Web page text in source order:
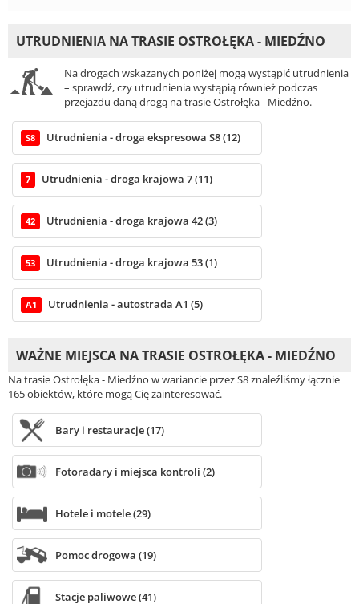
UTRUDNIENIA NA TRASIE OSTROŁĘKA - MIEDŹNO
Na drogach wskazanych poniżej mogą wystąpić utrudnienia
– sprawdź, czy utrudnienia wystąpią również podczas
przejazdu daną drogą na trasie Ostrołęka - Miedźno.
S8 Utrudnienia - droga ekspresowa S8 (12)
7 Utrudnienia - droga krajowa 7 (11)
42 Utrudnienia - droga krajowa 42 (3)
53 Utrudnienia - droga krajowa 53 (1)
A1 Utrudnienia - autostrada A1 (5)
WAŻNE MIEJSCA NA TRASIE OSTROŁĘKA - MIEDŹNO
Na trasie Ostrołęka - Miedźno w wariancie przez S8 znaleźliśmy łącznie
165 obiektów, które mogą Cię zainteresować.
Bary i restauracje (17)
Fotoradary i miejsca kontroli (2)
Hotele i motele (29)
Pomoc drogowa (19)
Stacje paliwowe (41)